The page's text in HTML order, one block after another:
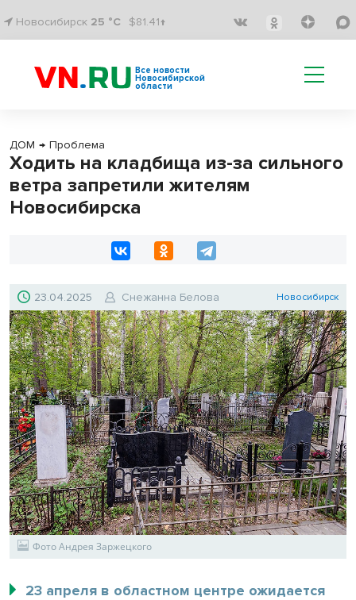
Новосибирск 25 °C $81.41↑
Все новости
Новосибирской
области
ДОМ → Проблема
Ходить на кладбища из-за сильного
ветра запретили жителям
Новосибирска
23.04.2025 Снежанна Белова Новосибирск
Фото Андрея Заржецкого
23 апреля в областном центре ожидается